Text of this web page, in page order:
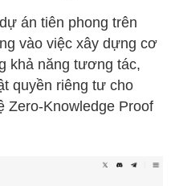
án tiên phong trên
vào việc xây dựng cơ
khả năng tương tác,
quyền riêng tư cho
Zero-Knowledge Proof